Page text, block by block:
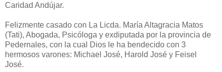
Caridad Andújar.
Felizmente casado con La Licda. María Altagracia Matos
(Tati), Abogada, Psicóloga y exdiputada por la provincia de
Pedernales, con la cual Dios le ha bendecido con 3
hermosos varones: Michael José, Harold José y Feisel
José.